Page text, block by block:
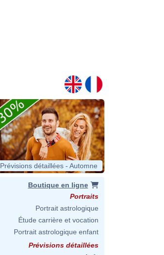
Prévisions détaillées - Automne
Boutique en ligne
Portraits
Portrait astrologique
Étude carrière et vocation
Portrait astrologique enfant
Prévisions détaillées